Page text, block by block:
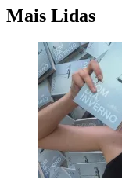
Mais Lidas